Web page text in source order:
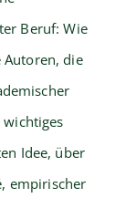
Beruf: Wie
Autoren, die
Idee, über
empirischer